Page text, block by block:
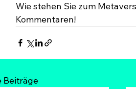
Wie stehen Sie zum
Kommentaren!
Beiträge